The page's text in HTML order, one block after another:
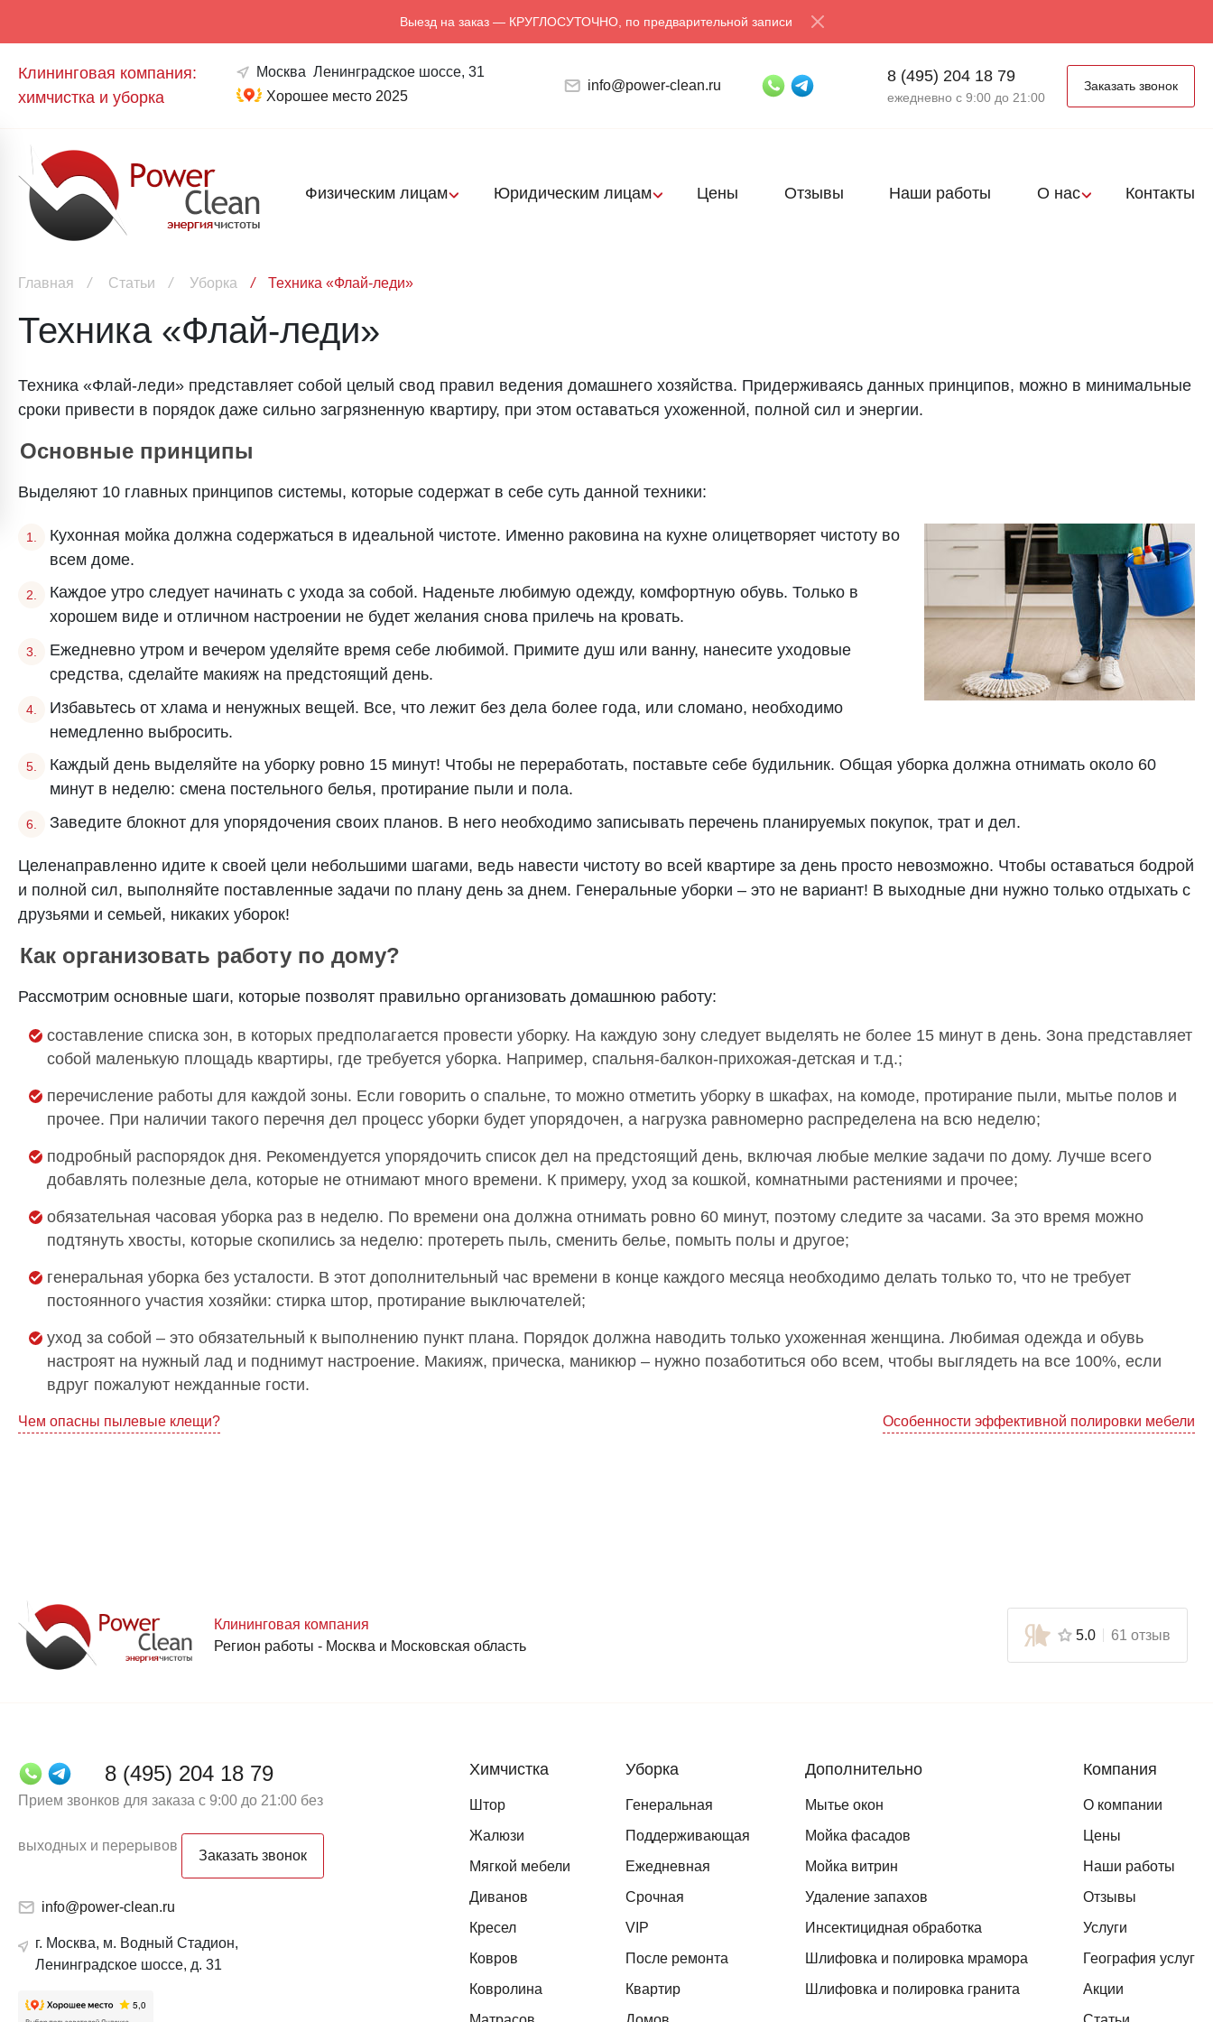
Выезд на заказ — КРУГЛОСУТОЧНО, по предварительной записи
Клининговая компания:
химчистка и уборка
Москва Ленинградское шоссе, 31
Хорошее место 2025
info@power-clean.ru
8 (495) 204 18 79
ежедневно с 9:00 до 21:00
Заказать звонок
Физическим лицам Юридическим лицам Цены Отзывы Наши работы О нас Контакты
Главная / Статьи / Уборка / Техника «Флай-леди»
Техника «Флай-леди»
Техника «Флай-леди» представляет собой целый свод правил ведения домашнего хозяйства. Придерживаясь данных принципов, можно в минимальные
сроки привести в порядок даже сильно загрязненную квартиру, при этом оставаться ухоженной, полной сил и энергии.
Основные принципы
Выделяют 10 главных принципов системы, которые содержат в себе суть данной техники:
Кухонная мойка должна содержаться в идеальной чистоте. Именно раковина на кухне олицетворяет чистоту во
всем доме.
Каждое утро следует начинать с ухода за собой. Наденьте любимую одежду, комфортную обувь. Только в
хорошем виде и отличном настроении не будет желания снова прилечь на кровать.
Ежедневно утром и вечером уделяйте время себе любимой. Примите душ или ванну, нанесите уходовые
средства, сделайте макияж на предстоящий день.
Избавьтесь от хлама и ненужных вещей. Все, что лежит без дела более года, или сломано, необходимо
немедленно выбросить.
Каждый день выделяйте на уборку ровно 15 минут! Чтобы не переработать, поставьте себе будильник. Общая уборка должна отнимать около 60
минут в неделю: смена постельного белья, протирание пыли и пола.
Заведите блокнот для упорядочения своих планов. В него необходимо записывать перечень планируемых покупок, трат и дел.
Целенаправленно идите к своей цели небольшими шагами, ведь навести чистоту во всей квартире за день просто невозможно. Чтобы оставаться бодрой
и полной сил, выполняйте поставленные задачи по плану день за днем. Генеральные уборки – это не вариант! В выходные дни нужно только отдыхать с
друзьями и семьей, никаких уборок!
Как организовать работу по дому?
Рассмотрим основные шаги, которые позволят правильно организовать домашнюю работу:
составление списка зон, в которых предполагается провести уборку. На каждую зону следует выделять не более 15 минут в день. Зона представляет
собой маленькую площадь квартиры, где требуется уборка. Например, спальня-балкон-прихожая-детская и т.д.;
перечисление работы для каждой зоны. Если говорить о спальне, то можно отметить уборку в шкафах, на комоде, протирание пыли, мытье полов и
прочее. При наличии такого перечня дел процесс уборки будет упорядочен, а нагрузка равномерно распределена на всю неделю;
подробный распорядок дня. Рекомендуется упорядочить список дел на предстоящий день, включая любые мелкие задачи по дому. Лучше всего
добавлять полезные дела, которые не отнимают много времени. К примеру, уход за кошкой, комнатными растениями и прочее;
обязательная часовая уборка раз в неделю. По времени она должна отнимать ровно 60 минут, поэтому следите за часами. За это время можно
подтянуть хвосты, которые скопились за неделю: протереть пыль, сменить белье, помыть полы и другое;
генеральная уборка без усталости. В этот дополнительный час времени в конце каждого месяца необходимо делать только то, что не требует
постоянного участия хозяйки: стирка штор, протирание выключателей;
уход за собой – это обязательный к выполнению пункт плана. Порядок должна наводить только ухоженная женщина. Любимая одежда и обувь
настроят на нужный лад и поднимут настроение. Макияж, прическа, маникюр – нужно позаботиться обо всем, чтобы выглядеть на все 100%, если
вдруг пожалуют нежданные гости.
Навигация
Чем опасны пылевые клещи? Особенности эффективной полировки мебели
Клининговая компания
Регион работы - Москва и Московская область
5.0 61 отзыв
8 (495) 204 18 79
Прием звонков для заказа с 9:00 до 21:00 без
выходных и перерывов
Заказать звонок
info@power-clean.ru
г. Москва, м. Водный Стадион,
Ленинградское шоссе, д. 31
Химчистка
Штор
Жалюзи
Мягкой мебели
Диванов
Кресел
Ковров
Ковролина
Уборка
Генеральная
Поддерживающая
Ежедневная
Срочная
VIP
После ремонта
Квартир
Дополнительно
Мытье окон
Мойка фасадов
Мойка витрин
Удаление запахов
Инсектицидная обработка
Шлифовка и полировка мрамора
Шлифовка и полировка гранита
Компания
О компании
Цены
Наши работы
Отзывы
Услуги
География услуг
Акции